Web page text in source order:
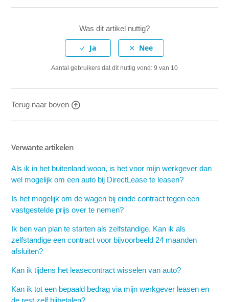
de contractsduur is verstreken)?
Ik werk in België voor een buitenlandse werkgever. Is het
dan mogelijk een auto te leasen bij DirectLease?
Zie meer
Was dit artikel nuttig?
Aantal gebruikers dat dit nuttig vond: 9 van 10
Terug naar boven
Verwante artikelen
Als ik in het buitenland woon, is het voor mijn werkgever dan
wel mogelijk om een auto bij DirectLease te leasen?
Is het mogelijk om de wagen bij einde contract tegen een
vastgestelde prijs over te nemen?
Ik ben van plan te starten als zelfstandige. Kan ik als
zelfstandige een contract voor bijvoorbeeld 24 maanden
afsluiten?
Kan ik tijdens het leasecontract wisselen van auto?
Kan ik tot een bepaald bedrag via mijn werkgever leasen en